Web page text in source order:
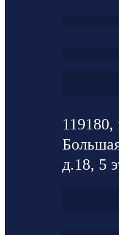
д.18, 5